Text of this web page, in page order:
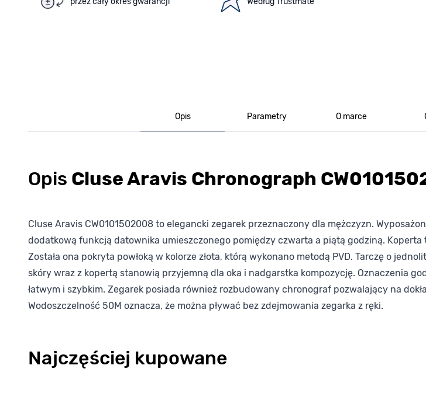
Opis Parametry O marce
Opis Cluse Aravis Chronograph
Cluse Aravis CW0101502008 to elegancki zegarek przeznaczony dla mężczyzn.
dodatkową funkcją datownika umieszczonego pomiędzy czwarta a piątą godziną.
Została ona pokryta powłoką w kolorze złota, którą wykonano metodą PVD. Tarczę o
skóry wraz z kopertą stanowią przyjemną dla oka i nadgarstka kompozycję. Oznaczenia
łatwym i szybkim. Zegarek posiada również rozbudowany chronograf pozwalający na
Wodoszczelność 50M oznacza, że można pływać bez zdejmowania zegarka z ręki.
Najczęściej kupowane